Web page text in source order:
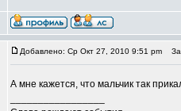
Добавлено: Ср Окт 27, 2010 9:51 pm
А мне кажется, что мальчик так